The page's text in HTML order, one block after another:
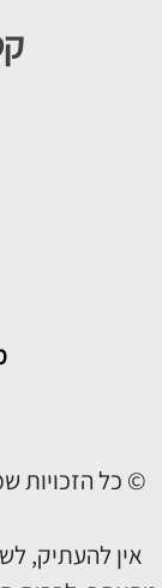
© כל הזכויות
אין להעתיק,